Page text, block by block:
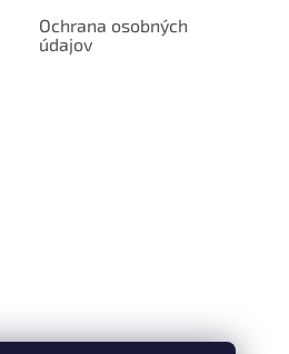
Ochrana osobných
údajov